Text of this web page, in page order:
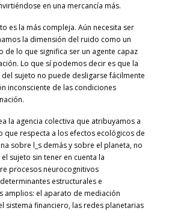
en una mercancía más.
es la más compleja. Aún necesita ser
la dimensión del ruido como un
de lo que significa ser un agente capaz
Lo que sí podemos decir es que la
del sujeto no puede desligarse fácilmente
inconsciente de las condiciones
la agencia colectiva que atribuyamos a
que respecta a los efectos ecológicos de
sobre l_s demás y sobre el planeta, no
sujeto sin tener en cuenta la
procesos neurocognitivos
estructurales e
amplios: el aparato de mediación
sistema financiero, las redes planetarias